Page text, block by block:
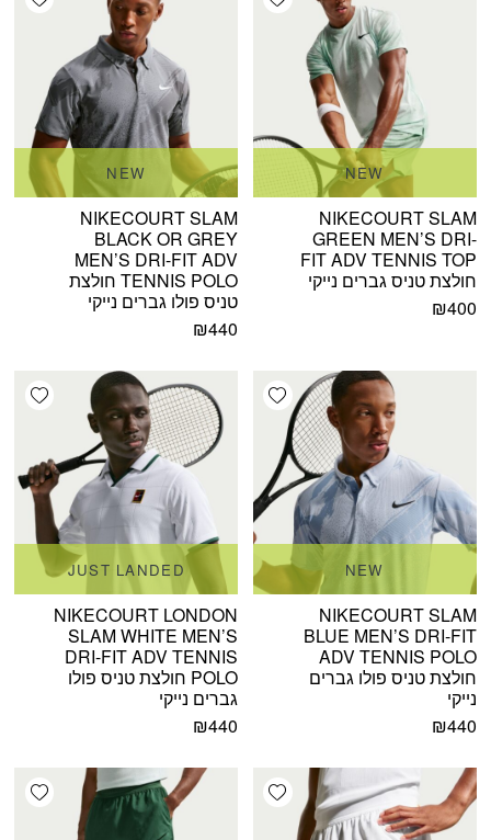
NEW
NIKECOURT SLAM
GREEN MEN’S DRI-
FIT ADV TENNIS TOP
חולצת טניס גברים נייקי
₪400
NEW
NIKECOURT SLAM
BLACK OR GREY
MEN’S DRI-FIT ADV
TENNIS POLO חולצת
טניס פולו גברים נייקי
₪440
Add wishlist
NEW
NIKECOURT SLAM
BLUE MEN’S DRI-FIT
ADV TENNIS POLO
חולצת טניס פולו גברים
נייקי
₪440
JUST LANDED
NIKECOURT LONDON
SLAM WHITE MEN’S
DRI-FIT ADV TENNIS
POLO חולצת טניס פולו
גברים נייקי
₪440
Add wishlist